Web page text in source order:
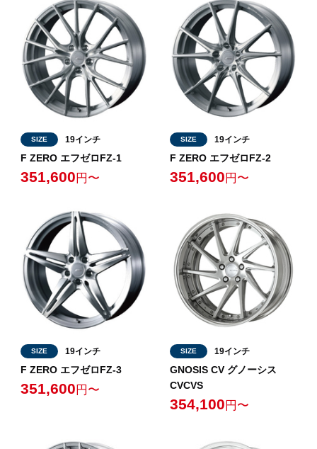
SIZE 19インチ
F ZERO エフゼロFZ-1
351,600 円〜
SIZE 19インチ
F ZERO エフゼロFZ-2
351,600 円〜
SIZE 19インチ
F ZERO エフゼロFZ-3
351,600 円〜
SIZE 19インチ
GNOSIS CV グノーシス
CVCVS
354,100 円〜